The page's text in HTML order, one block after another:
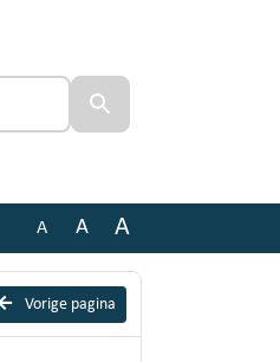
A A A
Vorige pagina